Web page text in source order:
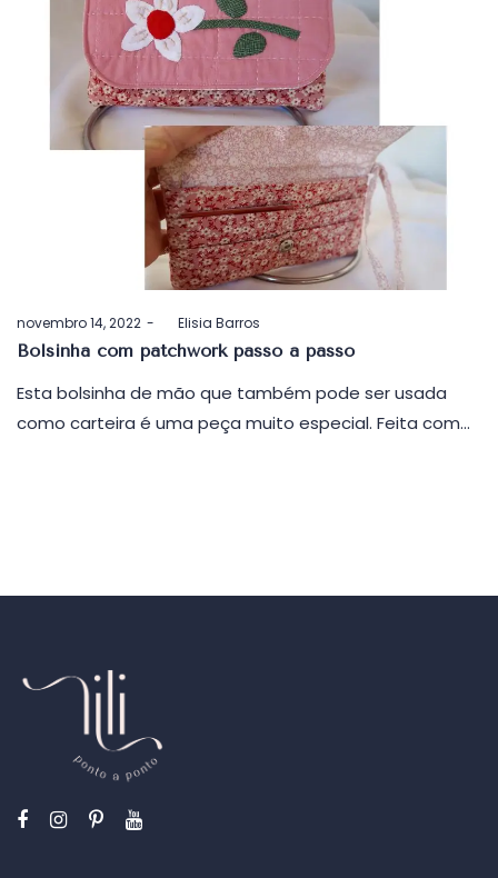
Postado
em
novembro 14, 2022 byElisia Barros
Bolsinha com patchwork passo a passo
Esta bolsinha de mão que também pode ser usada
como carteira é uma peça muito especial. Feita com…